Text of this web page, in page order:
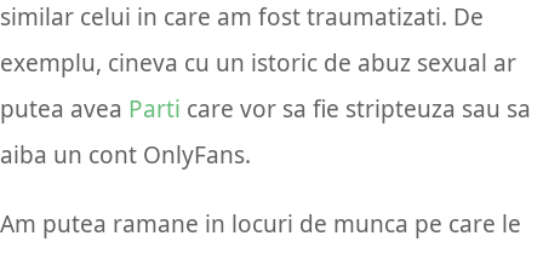
similar celui in care am fost traumatizati. De
exemplu, cineva cu un istoric de abuz sexual ar
putea avea Parti care vor sa fie stripteuza sau sa
aiba un cont OnlyFans.
Am putea ramane in locuri de munca pe care le